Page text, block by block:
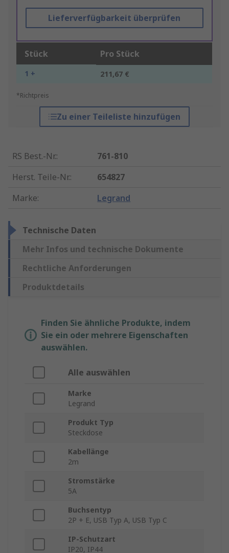
Lieferverfügbarkeit überprüfen
Stück Pro Stück
1 + 211,67 €
*Richtpreis
Zu einer Teileliste hinzufügen
RS Best.-Nr.:
761-810
Herst. Teile-Nr.:
654827
Marke: Legrand
Technische Daten
Mehr Infos und technische Dokumente
Rechtliche Anforderungen
Produktdetails
Finden Sie ähnliche Produkte, indem
Sie ein oder mehrere Eigenschaften
auswählen.
Alle auswählen
Marke
Legrand
Produkt Typ
Steckdose
Kabellänge
2m
Stromstärke
5A
Buchsentyp
2P + E, USB Typ A, USB Typ C
IP-Schutzart
IP20, IP44